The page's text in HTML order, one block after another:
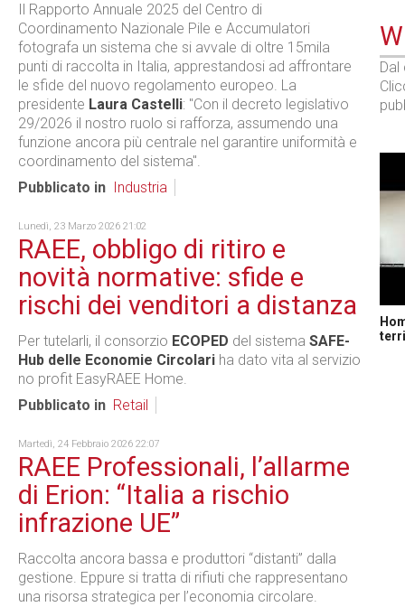
Il Rapporto Annuale 2025 del Centro di
Coordinamento Nazionale Pile e Accumulatori
fotografa un sistema che si avvale di oltre 15mila
punti di raccolta in Italia, apprestandosi ad affrontare
le sfide del nuovo regolamento europeo. La
presidente Laura Castelli: "Con il decreto legislativo
29/2026 il nostro ruolo si rafforza, assumendo una
funzione ancora più centrale nel garantire uniformità e
coordinamento del sistema".
Pubblicato in
Industria
Lunedì, 23 Marzo 2026 21:02
RAEE, obbligo di ritiro e
novità normative: sfide e
rischi dei venditori a distanza
Per tutelarli, il consorzio ECOPED del sistema SAFE-
Hub delle Economie Circolari ha dato vita al servizio
no profit EasyRAEE Home.
Pubblicato in Retail
Martedì, 24 Febbraio 2026 22:07
RAEE Professionali, l’allarme
di Erion: “Italia a rischio
infrazione UE”
Raccolta ancora bassa e produttori “distanti” dalla
gestione. Eppure si tratta di rifiuti che rappresentano
una risorsa strategica per l’economia circolare.